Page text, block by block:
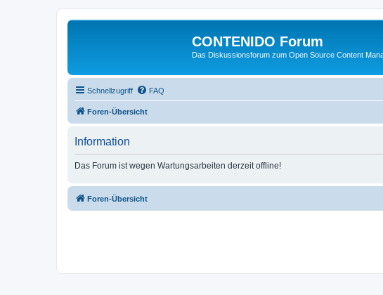
CONTENIDO Forum
Das Diskussionsforum zum Open Source Content
Schnellzugriff FAQ
Foren-Übersicht
Information
Das Forum ist wegen Wartungsarbeiten derzeit offline!
Foren-Übersicht